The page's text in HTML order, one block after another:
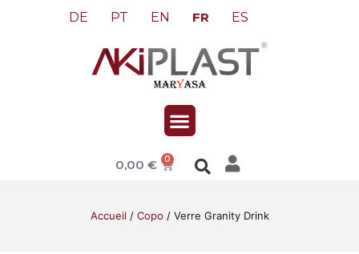
DE PT EN FR ES
0,00€ 0
Accueil / Copo / Verre Granity Drink